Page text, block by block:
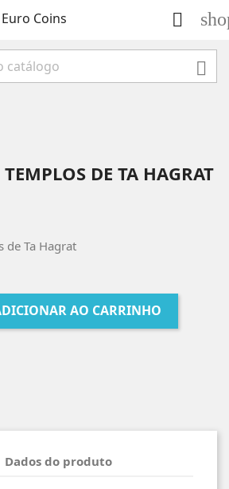


DE TA HAGRAT
de Ta Hagrat
AO CARRINHO
Dados do produto